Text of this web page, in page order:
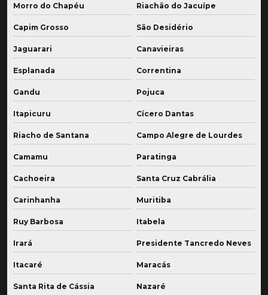
Morro do Chapéu Riachão do Jacuípe
Capim Grosso São Desidério
Jaguarari Canavieiras
Esplanada Correntina
Gandu Pojuca
Itapicuru Cícero Dantas
Riacho de Santana Campo Alegre de Lourdes
Camamu Paratinga
Cachoeira Santa Cruz Cabrália
Carinhanha Muritiba
Ruy Barbosa Itabela
Irará Presidente Tancredo Neves
Itacaré Maracás
Santa Rita de Cássia Nazaré